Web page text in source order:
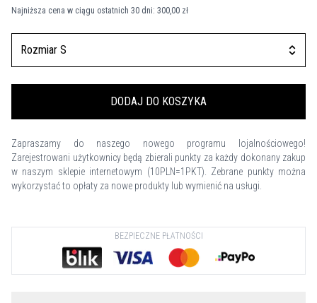
Najniższa cena w ciągu ostatnich 30 dni: 300,00 zł
Rozmiar S
DODAJ DO KOSZYKA
Zapraszamy do naszego nowego programu lojalnościowego!
Zarejestrowani użytkownicy będą zbierali punkty za każdy dokonany zakup
w naszym sklepie internetowym (10PLN=1PKT). Zebrane punkty można
wykorzystać to opłaty za nowe produkty lub wymienić na usługi.
BEZPIECZNE PŁATNOŚCI